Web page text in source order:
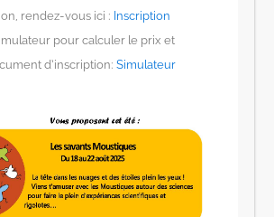
rendez-vous ici : Inscription
pour calculer le prix et
d’inscription:Simulateur